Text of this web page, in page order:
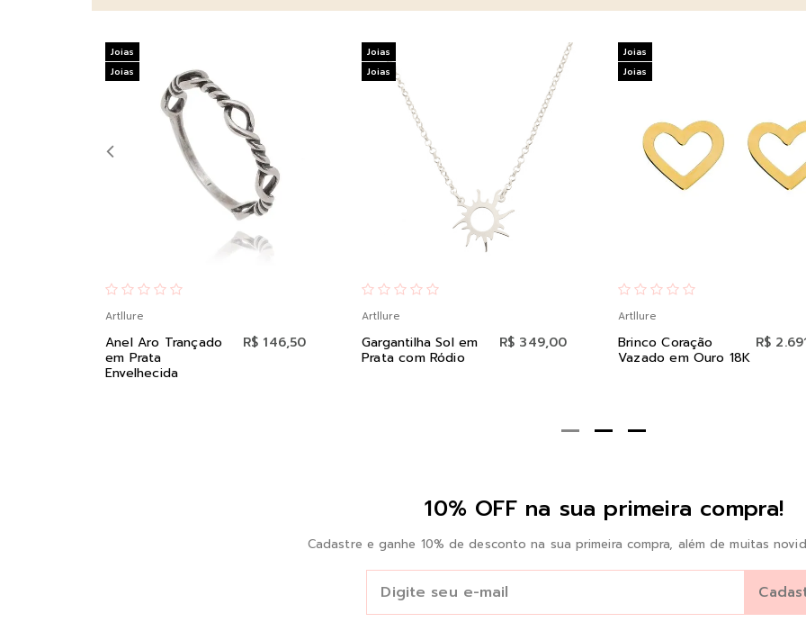
Artllure
Anel Aro Trançado
em Prata
Envelhecida
R$ 146,50
Joias
Joias
Artllure
Gargantilha Sol em
Prata com Ródio
R$ 349,00
Joias
Joias
Artllure
Brinco Coração
Vazado em Ouro 18K
R$
Joias
Joias
10% OFF na sua primeira compra!
Cadastre e ganhe 10% de desconto na sua primeira compra, além de muitas